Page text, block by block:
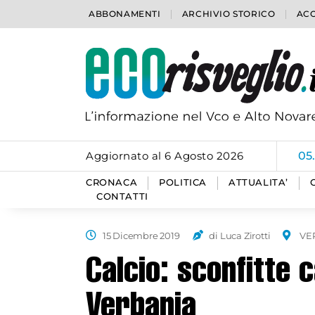
ABBONAMENTI ARCHIVIO STORICO
Aggiornato al 6 Agosto 2026
CRONACA POLITICA ATTUALITA’
CONTATTI
15 Dicembre 2019 di Luca Zirotti
Calcio: sconfitte